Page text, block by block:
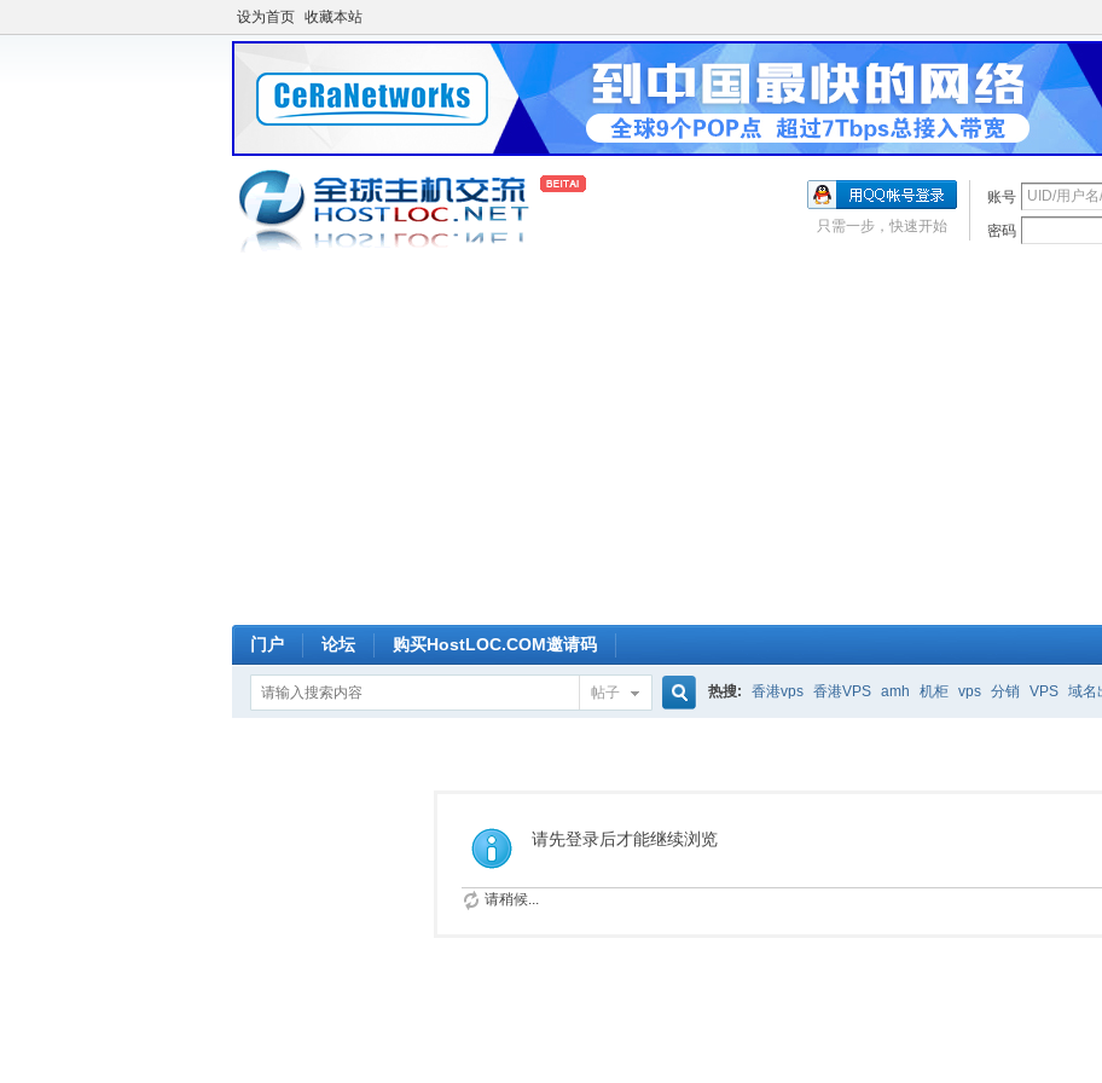
设为首页 收藏本站
账号
密码
只需一步，快速开始
门户 论坛 购买HostLOC.COM邀请码
帖子
索
热搜: 香港vps 香港VPS amh 机柜 vps 分销 VPS 域名
请先登录后才能继续浏览
请稍候...